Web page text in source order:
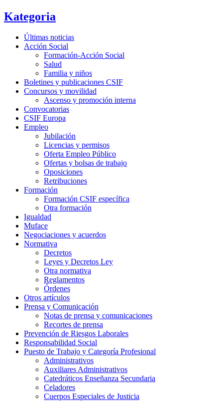
Kategoria
Últimas noticias
Acción Social
Formación-Acción Social
Salud
Familia y niños
Boletines y publicaciones CSIF
Concursos y movilidad
Ascenso y promoción interna
Convocatorias
CSIF Europa
Empleo
Jubilación
Licencias y permisos
Oferta Empleo Público
Ofertas y bolsas de trabajo
Oposiciones
Retribuciones
Formación
Formación CSIF específica
Otra formación
Igualdad
Muface
Negociaciones y acuerdos
Normativa
Decretos
Leyes y Decretos Ley
Otra normativa
Reglamentos
Órdenes
Otros artículos
Prensa y Comunicación
Notas de prensa y comunicaciones
Recortes de prensa
Prevención de Riesgos Laborales
Responsabilidad Social
Puesto de Trabajo y Categoría Profesional
Administrativos
Auxiliares Administrativos
Catedráticos Enseñanza Secundaria
Celadores
Cuerpos Especiales de Justicia